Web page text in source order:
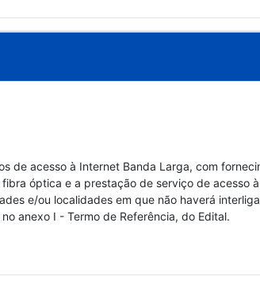
de acesso à Internet Banda Larga, com
óptica e a prestação de serviço de acesso
e/ou localidades em que não haverá
anexo I - Termo de Referência, do Edital.